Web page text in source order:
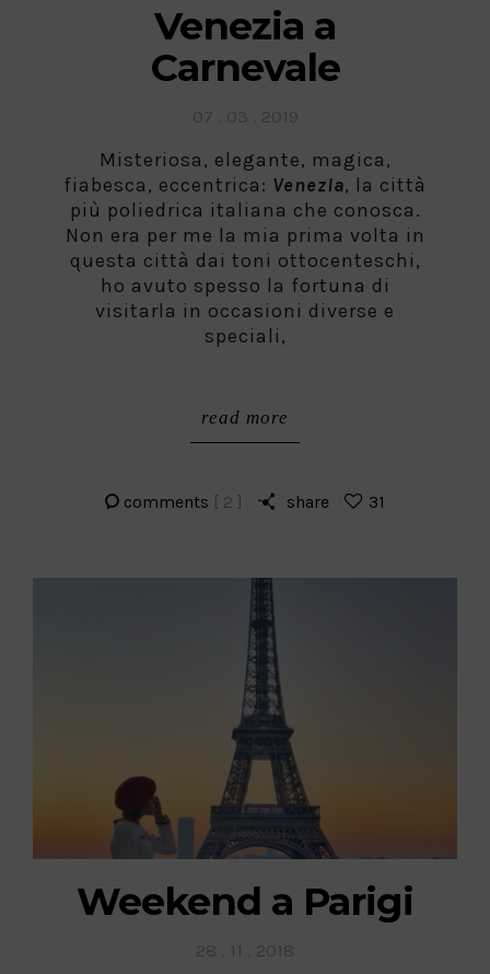
Venezia a
Carnevale
Misteriosa, elegante, magica,
fiabesca, eccentrica: Venezia, la città
più poliedrica italiana che conosca.
Non era per me la mia prima volta in
questa città dai toni ottocenteschi,
ho avuto spesso la fortuna di
visitarla in occasioni diverse e
speciali,
read more
comments [ 2 ] share 31
Weekend a Parigi